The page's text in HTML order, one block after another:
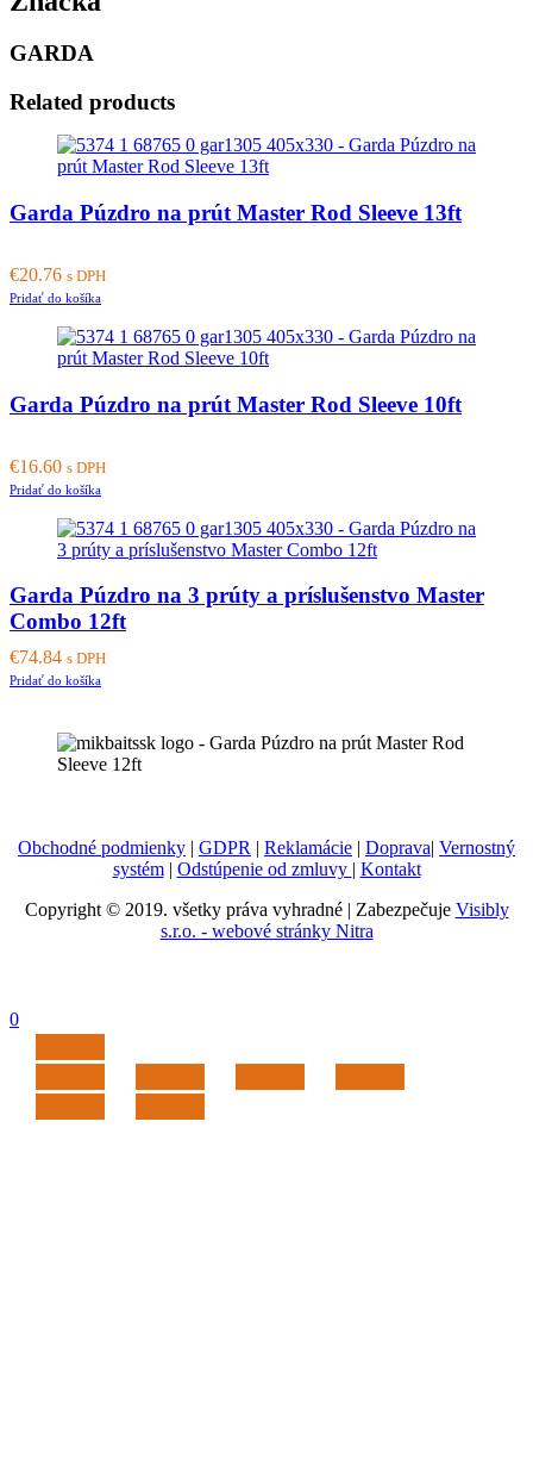
GARDA
Related products
Garda Púzdro na prút Master Rod Sleeve 13ft
€20.76 s DPH
Pridať do košíka
Garda Púzdro na prút Master Rod Sleeve 10ft
€16.60 s DPH
Pridať do košíka
Garda Púzdro na 3 prúty a príslušenstvo Master
Combo 12ft
€74.84 s DPH
Pridať do košíka
Obchodné podmienky | GDPR | Reklamácie | Doprava| Vernostný
systém| Odstúpenie od zmluvy | Kontakt
Copyright © 2019. všetky práva vyhradné | Zabezpečuje Visibly
s.r.o. - webové stránky Nitra
0